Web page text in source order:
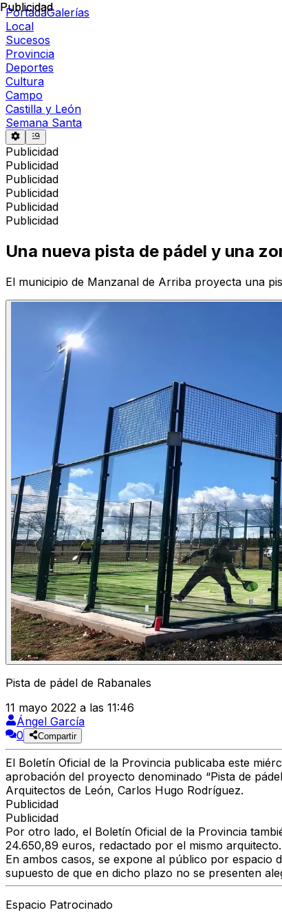
PortadaGalerías
Local
Sucesos
Provincia
Deportes
Cultura
Campo
Castilla y León
Semana Santa
Publicidad
Publicidad
Publicidad
Publicidad
Publicidad
Publicidad
Publicidad
Una nueva pista de pádel y una
El municipio de Manzanal de Arriba proyecta una
Pista de pádel de Rabanales
11 mayo 2022 a las 11:46
Ángel García
0
Compartir
El Boletín Oficial de la Provincia publicaba este
aprobación del proyecto denominado “Pista de
Arquitectos de León, Carlos Hugo Rodríguez.
Publicidad
Publicidad
Por otro lado, el Boletín Oficial de la Provincia
24.650,89 euros, redactado por el mismo arquitecto.
En ambos casos, se expone al público por espacio
supuesto de que en dicho plazo no se presenten
Espacio Patrocinado
Publicidad